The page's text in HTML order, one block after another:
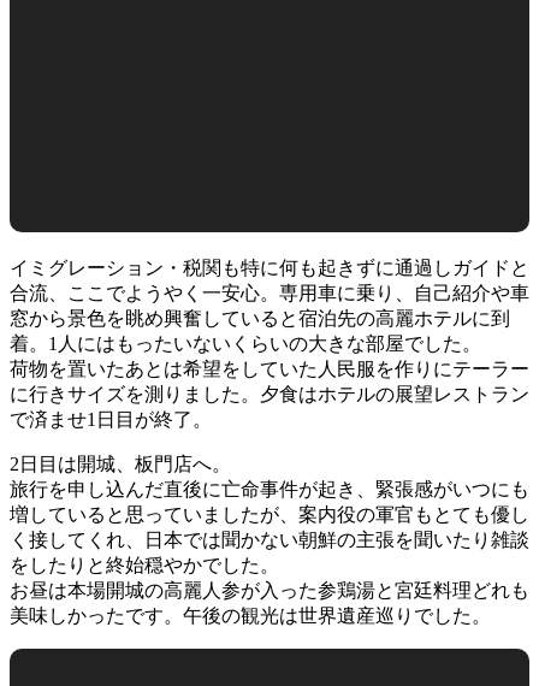
イミグレーション・税関も特に何も起きずに通過しガイドと
合流、ここでようやく一安心。専用車に乗り、自己紹介や車
窓から景色を眺め興奮していると宿泊先の高麗ホテルに到
着。1人にはもったいないくらいの大きな部屋でした。
荷物を置いたあとは希望をしていた人民服を作りにテーラー
に行きサイズを測りました。夕食はホテルの展望レストラン
で済ませ1日目が終了。
2日目は開城、板門店へ。
旅行を申し込んだ直後に亡命事件が起き、緊張感がいつにも
増していると思っていましたが、案内役の軍官もとても優し
く接してくれ、日本では聞かない朝鮮の主張を聞いたり雑談
をしたりと終始穏やかでした。
お昼は本場開城の高麗人参が入った参鶏湯と宮廷料理どれも
美味しかったです。午後の観光は世界遺産巡りでした。